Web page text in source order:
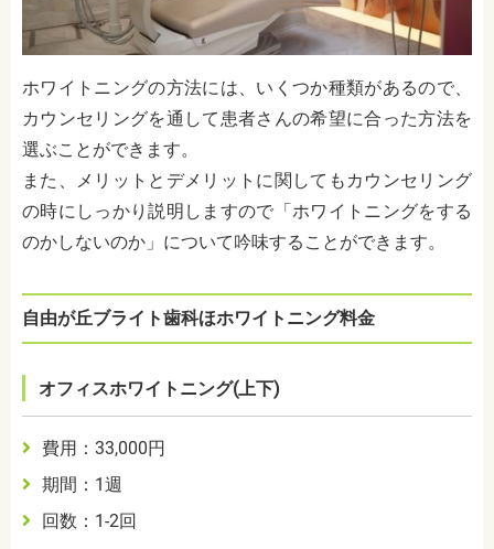
ホワイトニングの方法には、いくつか種類があるので、
カウンセリングを通して患者さんの希望に合った方法を
選ぶことができます。
また、メリットとデメリットに関してもカウンセリング
の時にしっかり説明しますので「ホワイトニングをする
のかしないのか」について吟味することができます。
自由が丘ブライト歯科ほホワイトニング料金
オフィスホワイトニング(上下)
費用：33,000円
期間：1週
回数：1‐2回